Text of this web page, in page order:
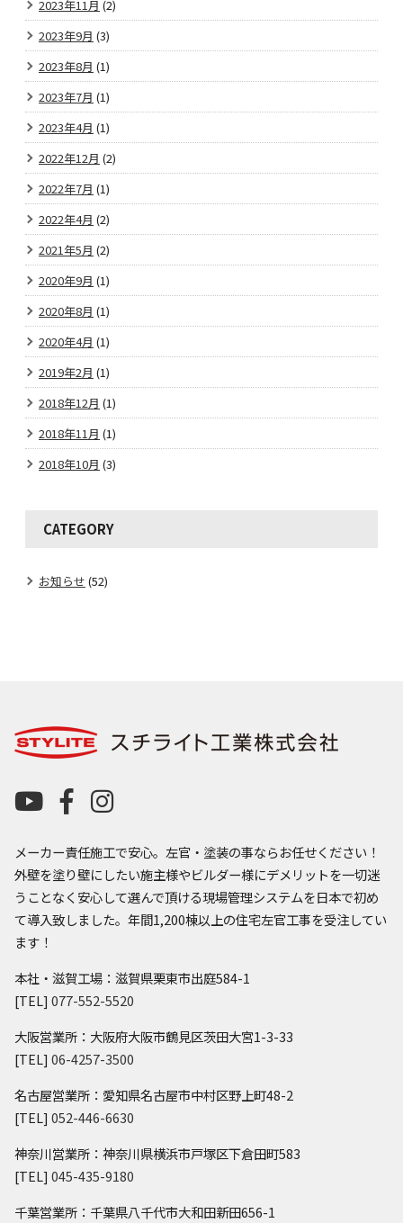
2023年11月 (2)
2023年9月 (3)
2023年8月 (1)
2023年7月 (1)
2023年4月 (1)
2022年12月 (2)
2022年7月 (1)
2022年4月 (2)
2021年5月 (2)
2020年9月 (1)
2020年8月 (1)
2020年4月 (1)
2019年2月 (1)
2018年12月 (1)
2018年11月 (1)
2018年10月 (3)
CATEGORY
お知らせ (52)
メーカー責任施工で安心。左官・塗装の事ならお任せください！
外壁を塗り壁にしたい施主様やビルダー様にデメリットを一切迷
うことなく安心して選んで頂ける現場管理システムを日本で初め
て導入致しました。年間1,200棟以上の住宅左官工事を受注してい
ます！
本社・滋賀工場：滋賀県栗東市出庭584-1
[TEL] 077-552-5520
大阪営業所：大阪府大阪市鶴見区茨田大宮1-3-33
[TEL] 06-4257-3500
名古屋営業所：愛知県名古屋市中村区野上町48-2
[TEL] 052-446-6630
神奈川営業所：神奈川県横浜市戸塚区下倉田町583
[TEL] 045-435-9180
千葉営業所：千葉県八千代市大和田新田656-1